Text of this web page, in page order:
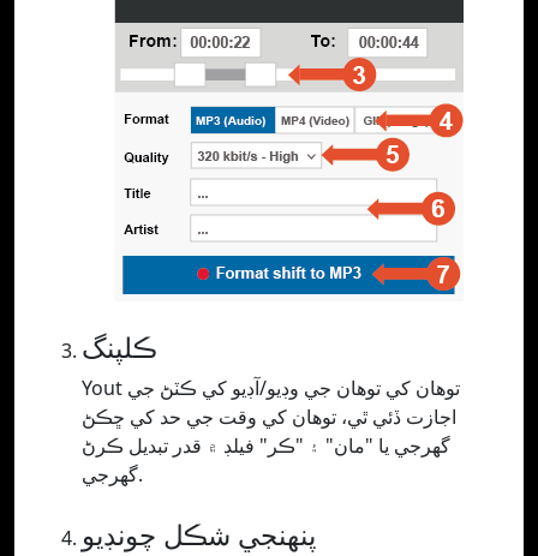
ڪلپنگ
Yout توهان کي توهان جي وڊيو/آڊيو کي ڪٽڻ جي
اجازت ڏئي ٿي، توهان کي وقت جي حد کي ڇڪڻ
گهرجي يا "مان" ۽ "ڪر" فيلڊ ۾ قدر تبديل ڪرڻ
گهرجي.
پنھنجي شڪل چونڊيو